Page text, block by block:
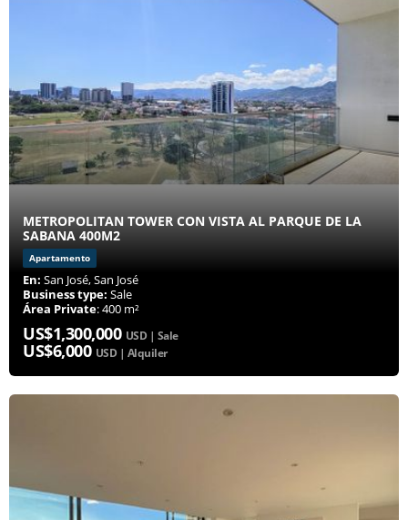
METROPOLITAN TOWER CON VISTA AL PARQUE DE LA
SABANA 400M2
Apartamento
En: San José, San José
Business type: Sale
Área Private: 400 m²
US$1,300,000 USD | Sale
US$6,000 USD | Alquiler